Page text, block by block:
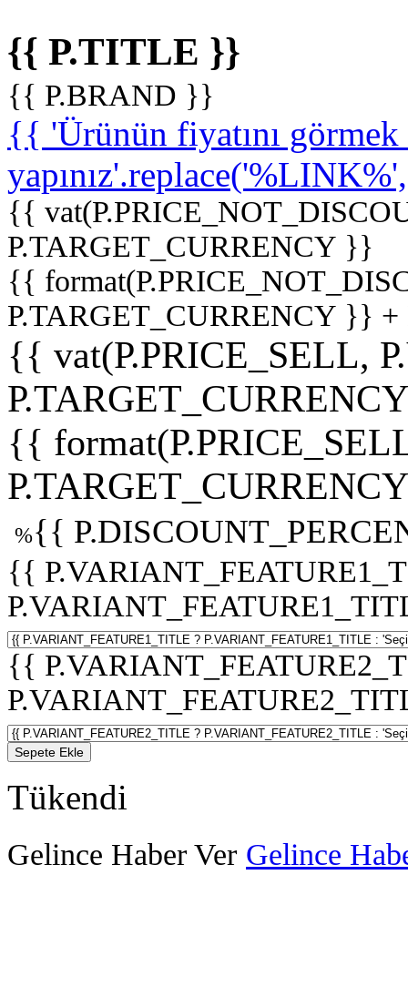
{{ P.TITLE }}
{{ P.BRAND }}
{{ 'Ürünün fiyatını
{{
P.TARGET_CURRENCY }}
{{
P.TARGET_CURRENCY }}
{{ vat(P.PRICE_SELL,
{{
%{{
{{
{{
Sepete Ekle
Tükendi
Gelince Haber Ver Gelince